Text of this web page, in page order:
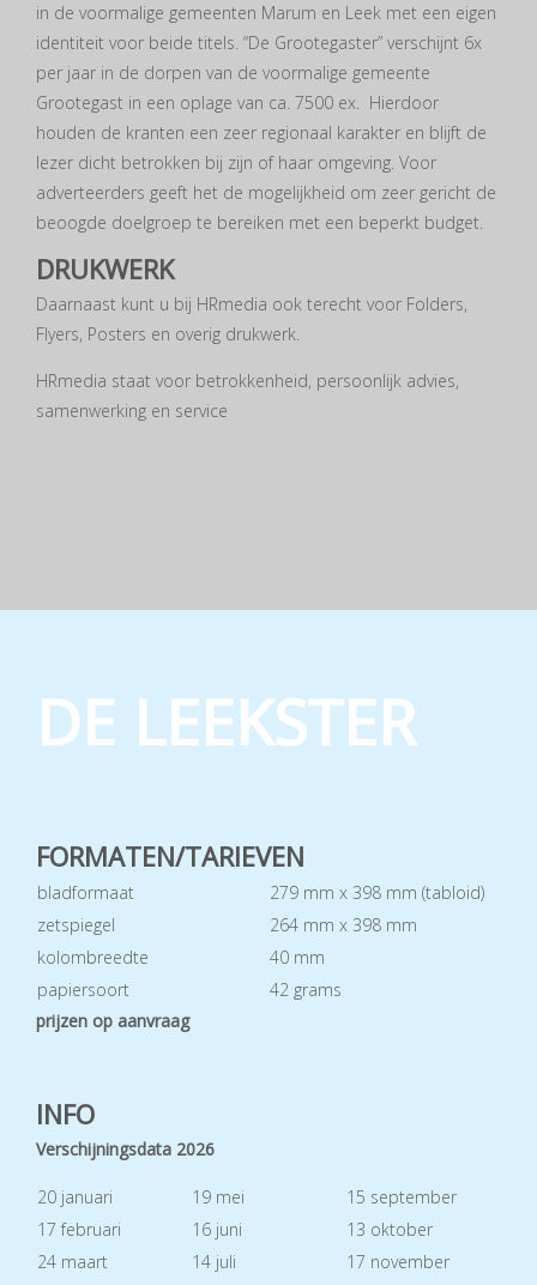
in de voormalige gemeenten Marum en Leek met een eigen
identiteit voor beide titels. “De Grootegaster” verschijnt 6x
per jaar in de dorpen van de voormalige gemeente
Grootegast in een oplage van ca. 7500 ex. Hierdoor
houden de kranten een zeer regionaal karakter en blijft de
lezer dicht betrokken bij zijn of haar omgeving. Voor
adverteerders geeft het de mogelijkheid om zeer gericht de
beoogde doelgroep te bereiken met een beperkt budget.
DRUKWERK
Daarnaast kunt u bij HRmedia ook terecht voor Folders,
Flyers, Posters en overig drukwerk.
HRmedia staat voor betrokkenheid, persoonlijk advies,
samenwerking en service
DE LEEKSTER
FORMATEN/TARIEVEN
bladformaat
279 mm x 398 mm (tabloid)
zetspiegel
264 mm x 398 mm
kolombreedte
40 mm
papiersoort
42 grams
prijzen op aanvraag
INFO
Verschijningsdata 2026
20 januari 19 mei
15 september
17 februari
16 juni
13 oktober
24 maart
14 juli
17 november